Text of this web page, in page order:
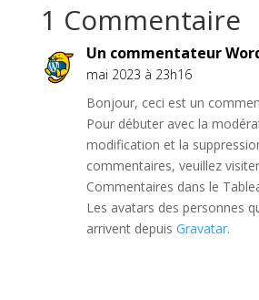
1 Commentaire
Un commentateur
mai 2023 à 23h16
Bonjour, ceci est un
Pour débuter avec la
modification et la
commentaires, veuillez visiter
Commentaires dans le
Les avatars des personnes
arrivent depuis Gravatar.